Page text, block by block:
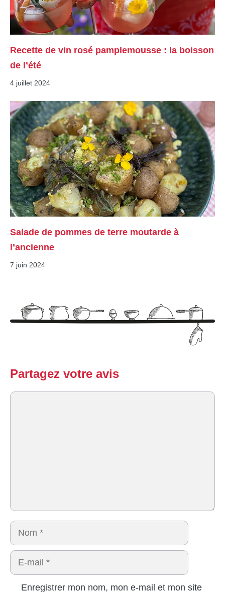
Recette de vin rosé pamplemousse : la boisson
de l’été
4 juillet 2024
Salade de pommes de terre moutarde à
l’ancienne
7 juin 2024
Partagez votre avis
Commentaire
Nom
E-
mail
Enregistrer mon nom, mon e-mail et mon site